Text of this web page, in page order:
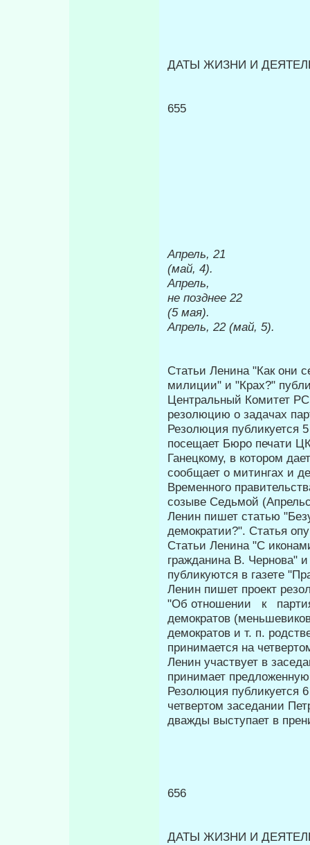
ДАТЫ ЖИЗНИ И
655
Апрель, 21
(май, 4).
Апрель,
не позднее 22
(5 мая).
Апрель, 22 (май, 5).
Статьи Ленина "Как они
милиции" и "Крах?"
Центральный Комитет
резолюцию о задачах
Резолюция публикуется
посещает Бюро печати
Ганецкому, в котором
сообщает о митингах и
Временного
созыве Седьмой
Ленин пишет статью
демократии?". Статья
Статьи Ленина "С
гражданина В. Чернова"
публикуются в газе­те
Ленин пишет проект
"Об отноше­нии к
демократов
демократов и т. п.
принимается на
Ленин участвует в
принимает
Резолюция публикуется
четвертом заседании
дважды выступает в
656
ДАТЫ ЖИЗНИ И